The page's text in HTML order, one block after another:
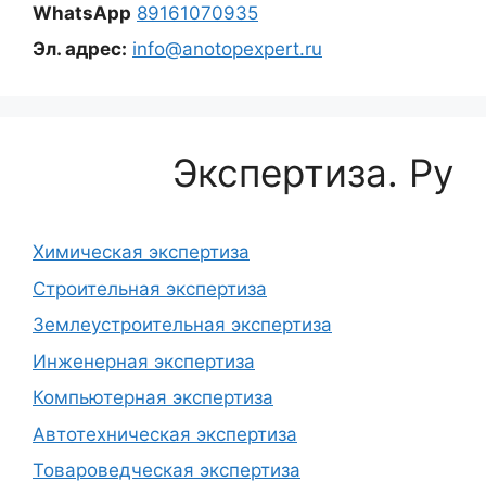
WhatsApp 89161070935
Эл. адрес: info@anotopexpert.ru
Экспертиза. Ру
Химическая экспертиза
Строительная экспертиза
Землеустроительная экспертиза
Инженерная экспертиза
Компьютерная экспертиза
Автотехническая экспертиза
Товароведческая экспертиза